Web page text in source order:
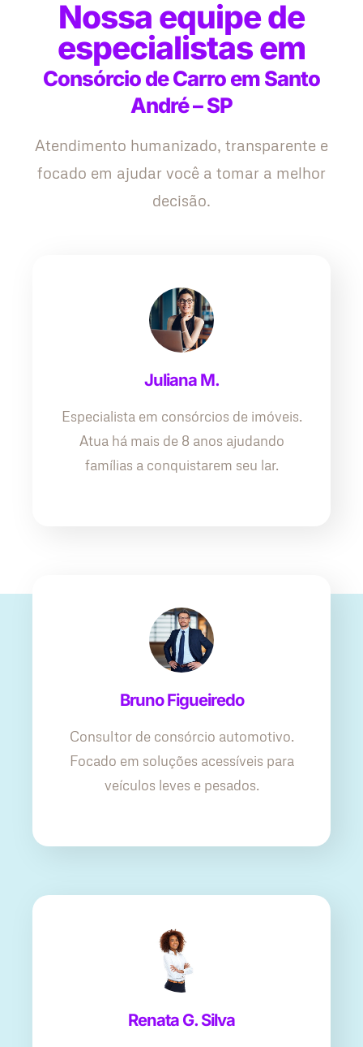
Nossa equipe de
especialistas em
Consórcio de Carro em Santo
André – SP
Atendimento humanizado, transparente e
focado em ajudar você a tomar a melhor
decisão.
Juliana M.
Especialista em consórcios de imóveis.
Atua há mais de 8 anos ajudando
famílias a conquistarem seu lar.
Bruno Figueiredo
Consultor de consórcio automotivo.
Focado em soluções acessíveis para
veículos leves e pesados.
Renata G. Silva